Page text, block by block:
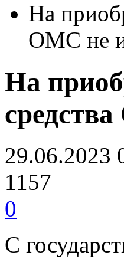
На
ОМС не
На
29.06.2023
1157
0
С